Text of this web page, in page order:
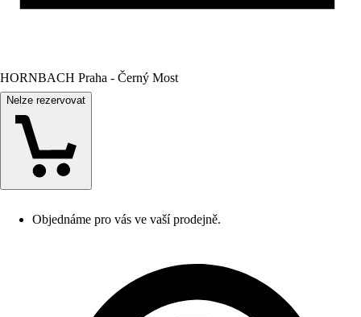
HORNBACH Praha - Černý Most
Nelze rezervovat
Objednáme pro vás ve vaší prodejně.